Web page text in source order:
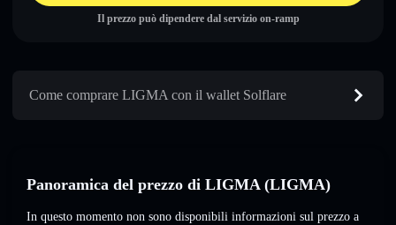
Il prezzo può dipendere dal servizio on-ramp
Come comprare LIGMA con il wallet Solflare
Panoramica del prezzo di LIGMA (LIGMA)
In questo momento non sono disponibili informazioni sul prezzo a